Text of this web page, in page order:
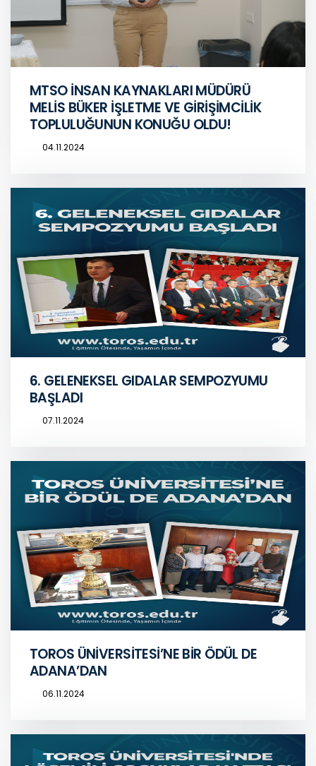
MTSO İNSAN KAYNAKLARI MÜDÜRÜ
MELİS BÜKER İŞLETME VE GİRİŞİMCİLİK
TOPLULUĞUNUN KONUĞU OLDU!
04.11.2024
6. GELENEKSEL GIDALAR SEMPOZYUMU
BAŞLADI
07.11.2024
TOROS ÜNİVERSİTESİ’NE BİR ÖDÜL DE
ADANA’DAN
06.11.2024